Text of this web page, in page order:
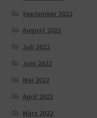
September 2022
August 2022
Juli 2022
Juni 2022
Mai 2022
April 2022
März 2022